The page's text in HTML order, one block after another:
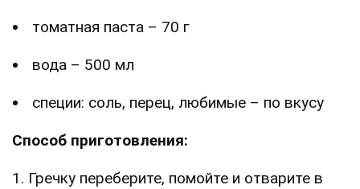
томатная паста – 70 г
вода – 500 мл
специи: соль, перец, любимые – по вкусу
Способ приготовления:
1. Гречку переберите, помойте и отварите в